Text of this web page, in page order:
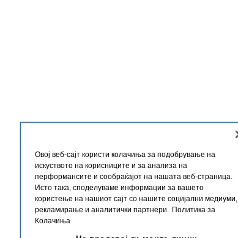
Овој веб-сајт користи колачиња за подобрување на
искуството на корисниците и за анализа на
перформансите и сообраќајот на нашата веб-страница.
Исто така, споделуваме информации за вашето
користење на нашиот сајт со нашите социјални медиуми,
рекламирање и аналитички партнери. Политика за
Колачиња